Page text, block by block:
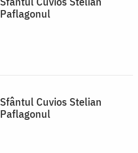
Paflagonul
Sfântul Cuvios Stelian
Paflagonul